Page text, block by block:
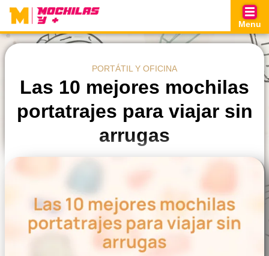
Skip
content
Menu
PORTÁTIL Y OFICINA
Las 10 mejores mochilas
portatrajes para viajar sin
arrugas